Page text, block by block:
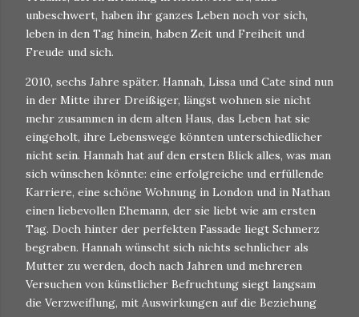
unbeschwert, haben ihr ganzes Leben noch vor sich,
leben in den Tag hinein, haben Zeit und Freiheit und
Freude und sich.
2010, sechs Jahre später. Hannah, Lissa und Cate sind nun
in der Mitte ihrer Dreißiger, längst wohnen sie nicht
mehr zusammen in dem alten Haus, das Leben hat sie
eingeholt, ihre Lebenswege könnten unterschiedlicher
nicht sein. Hannah hat auf den ersten Blick alles, was man
sich wünschen könnte: eine erfolgreiche und erfüllende
Karriere, eine schöne Wohnung in London und in Nathan
einen liebevollen Ehemann, der sie liebt wie am ersten
Tag. Doch hinter der perfekten Fassade liegt Schmerz
begraben. Hannah wünscht sich nichts sehnlicher als
Mutter zu werden, doch nach Jahren und mehreren
Versuchen von künstlicher Befruchtung siegt langsam
die Verzweiflung, mit Auswirkungen auf die Beziehung